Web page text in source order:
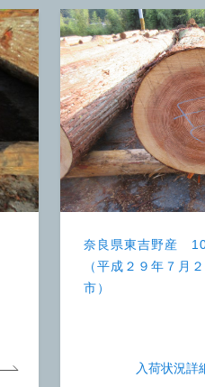
奈良県東吉野産
（平成２９年７月
市）
入荷状況詳